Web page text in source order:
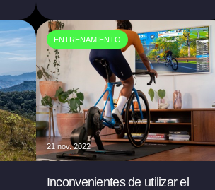
ENTRENAMIENTO
21 nov. 2022
Inconvenientes de utilizar el